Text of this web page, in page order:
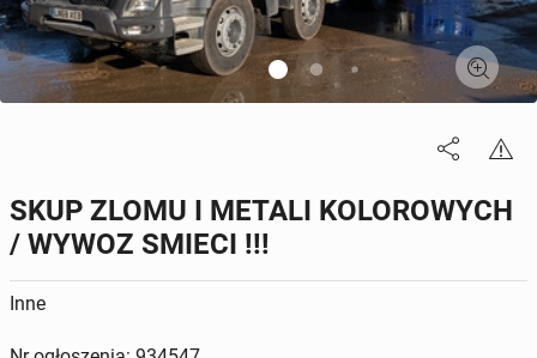
SKUP ZLOMU I METALI KOLOROWYCH
/ WYWOZ SMIECI !!!
Inne